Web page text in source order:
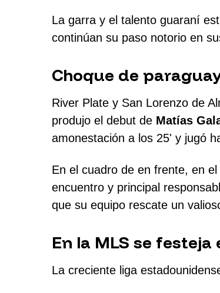
La garra y el talento guaraní
continúan su paso notorio en
Choque de
River Plate y San Lorenzo de
produjo el debut de Matías
amonestación a los 25' y jugó
En el cuadro de en frente, en
encuentro y principal
que su equipo rescate un
En la MLS se
La creciente liga